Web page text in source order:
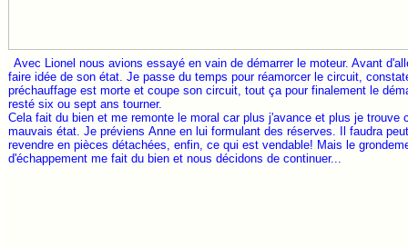
Avec Lionel nous avions essayé en vain de démarrer le moteur. Avant
faire idée de son état. Je passe du temps pour réamorcer le circuit,
préchauffage est morte et coupe son circuit, tout ça pour finalement le
resté six ou sept ans tourner.
Cela fait du bien et me remonte le moral car plus j'avance et plus je trouve
mauvais état. Je préviens Anne en lui formulant des réserves. Il faudra
revendre en pièces détachées, enfin, ce qui est vendable! Mais le
d'échappement me fait du bien et nous décidons de continuer...